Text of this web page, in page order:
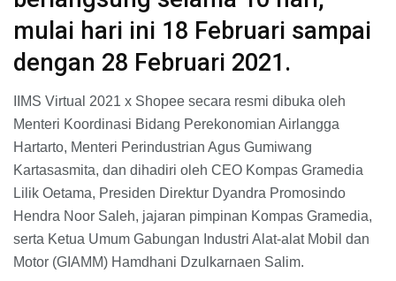
mulai hari ini 18 Februari sampai
dengan 28 Februari 2021.
IIMS Virtual 2021 x Shopee secara resmi dibuka oleh
Menteri Koordinasi Bidang Perekonomian Airlangga
Hartarto, Menteri Perindustrian Agus Gumiwang
Kartasasmita, dan dihadiri oleh CEO Kompas Gramedia
Lilik Oetama, Presiden Direktur Dyandra Promosindo
Hendra Noor Saleh, jajaran pimpinan Kompas Gramedia,
serta Ketua Umum Gabungan Industri Alat-alat Mobil dan
Motor (GIAMM) Hamdhani Dzulkarnaen Salim.